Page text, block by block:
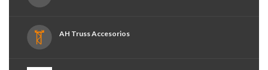
AH Truss Accesorios